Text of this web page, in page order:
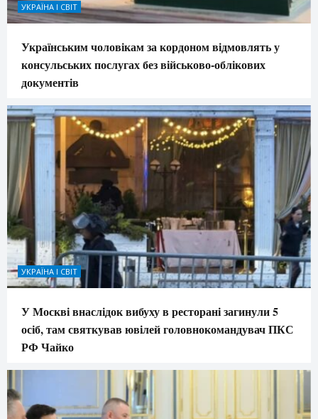
УКРАЇНА І СВІТ
Українським чоловікам за кордоном відмовлять у
консульських послугах без військово-облікових
документів
УКРАЇНА І СВІТ
У Москві внаслідок вибуху в ресторані загинули 5
осіб, там святкував ювілей головнокомандувач ПКС
РФ Чайко